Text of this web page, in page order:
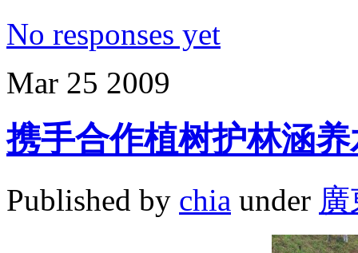
No responses yet
Mar 25 2009
携手合作植树护林涵
Published by chia under